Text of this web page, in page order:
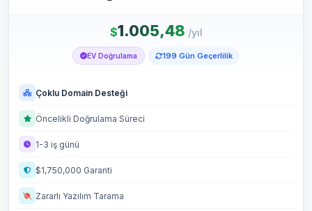
$1.005,48 /yıl
EV Doğrulama 199 Gün Geçerlilik
Çoklu Domain Desteği
Öncelikli Doğrulama Süreci
1-3 iş günü
$1,750,000 Garanti
Zararlı Yazılım Tarama